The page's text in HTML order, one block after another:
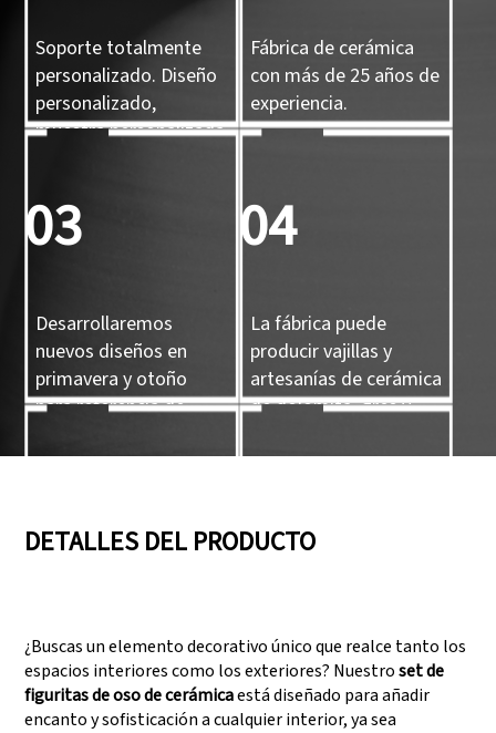
Soporte totalmente
personalizado. Diseño
personalizado,
muestra personalizada
Fábrica de cerámica
con más de 25 años de
experiencia.
03
Desarrollaremos
nuevos diseños en
primavera y otoño
para referencia de
04
La fábrica puede
producir vajillas y
artesanías de cerámica
de dolomita, gres y
que pueden satisfacer
grandes demandas de
producción.
(Walmart), FAMA
(Disney), UNIVERSAL y
TARGET
DETALLES DEL PRODUCTO
¿Buscas un elemento decorativo único que realce tanto los
espacios interiores como los exteriores? Nuestroset de
figuritas de oso de cerámicaestá diseñado para añadir
encanto y sofisticación a cualquier interior, ya sea